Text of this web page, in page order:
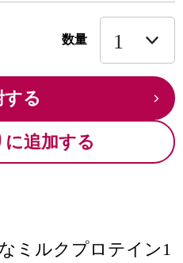
数量
する
追加する
ミルクプロテイン1